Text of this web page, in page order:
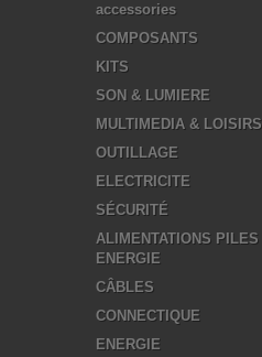
accessories
COMPOSANTS
KITS
SON & LUMIERE
MULTIMEDIA & LOISIRS
OUTILLAGE
ELECTRICITE
SÉCURITÉ
ALIMENTATIONS PILES
ENERGIE
CÂBLES
CONNECTIQUE
ENERGIE